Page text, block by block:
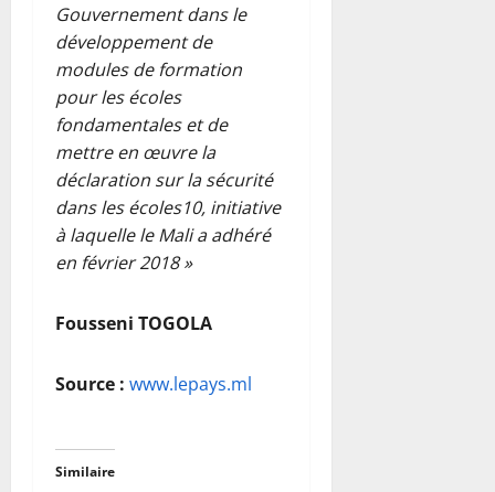
Gouvernement dans le
développement de
modules de formation
pour les écoles
fondamentales et de
mettre en œuvre la
déclaration sur la sécurité
dans les écoles10, initiative
à laquelle le Mali a adhéré
en février 2018 »
Fousseni TOGOLA
Source : www.lepays.ml
Similaire